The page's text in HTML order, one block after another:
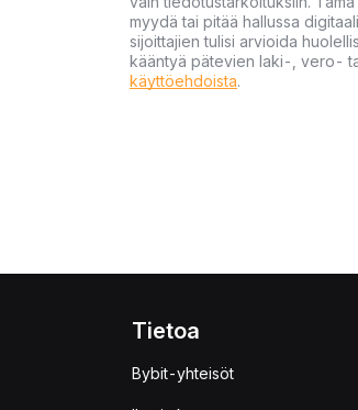
myydä tai pitää hallussa
sijoittajien tulisi arvioida
kääntyä pätevien laki-, vero-
käyttöehdoista.
Tietoa
Bybit-yhteisöt